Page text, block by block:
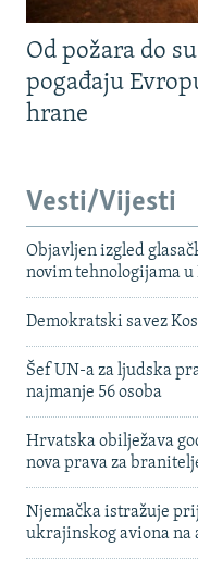
Od požara do
pogađaju
hrane
Vesti/Vijesti
Objavljen izgled
novim tehnologijama u
Demokratski savez
Šef UN-a za ljudska
najmanje 56 osoba
Hrvatska obilježava
nova prava za
Njemačka istražuje
ukrajinskog aviona na